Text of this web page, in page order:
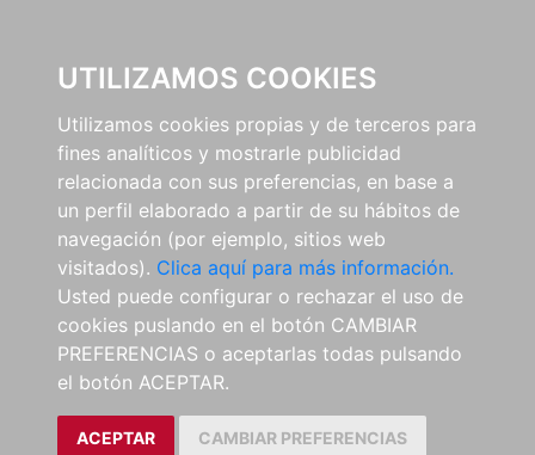
UTILIZAMOS COOKIES
Utilizamos cookies propias y de terceros para
fines analíticos y mostrarle publicidad
relacionada con sus preferencias, en base a
un perfil elaborado a partir de su hábitos de
navegación (por ejemplo, sitios web
visitados). Clica aquí para más información.
Usted puede configurar o rechazar el uso de
cookies puslando en el botón CAMBIAR
PREFERENCIAS o aceptarlas todas pulsando
el botón ACEPTAR.
ACEPTAR CAMBIAR PREFERENCIAS